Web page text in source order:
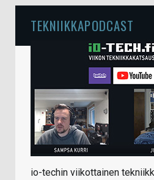
TEKNIIKKAPODCAST
io-techin viikottainen